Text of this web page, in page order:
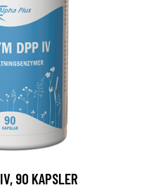
90 KAPSLER